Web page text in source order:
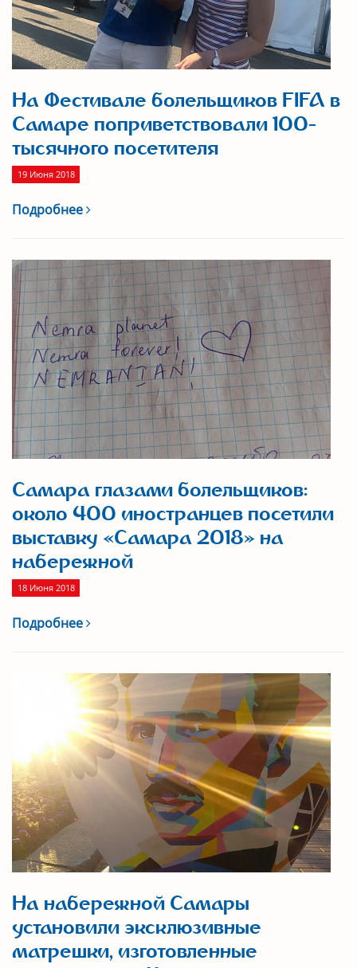
На Фестивале болельщиков FIFA в
Самаре поприветствовали 100-
тысячного посетителя
19 Июня 2018
Подробнее
Самара глазами болельщиков:
около 400 иностранцев посетили
выставку «Самара 2018» на
набережной
18 Июня 2018
Подробнее
На набережной Самары
установили эксклюзивные
матрешки, изготовленные